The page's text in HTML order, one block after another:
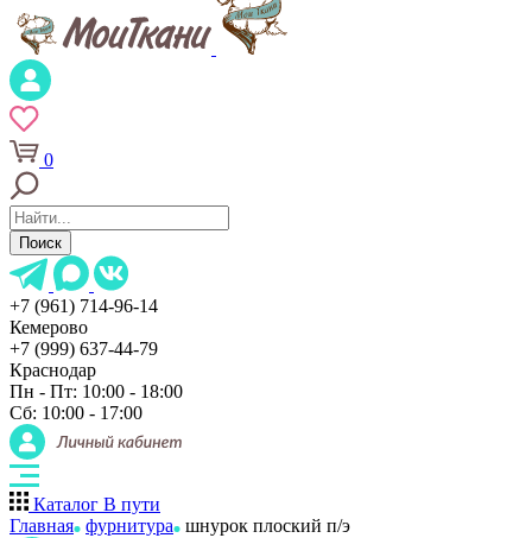
0
Поиск
+7 (961) 714-96-14
Кемерово
+7 (999) 637-44-79
Краснодар
Пн - Пт: 10:00 - 18:00
Сб: 10:00 - 17:00
Каталог В пути
Главная фурнитура шнурок плоский п/э